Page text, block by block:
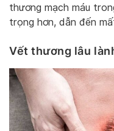
thương mạch máu
trọng hơn, dẫn đến
Vết thương lâu